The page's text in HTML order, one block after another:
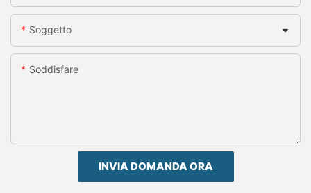
Soggetto
Soddisfare
INVIA DOMANDA ORA